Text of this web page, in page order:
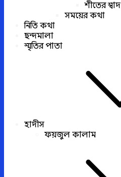
শীতের স্বাদ
সময়ের কথা
নিতি কথা
ছন্দমালা
স্মৃতির পাতা
হাদীস
ফয়জুল কালাম